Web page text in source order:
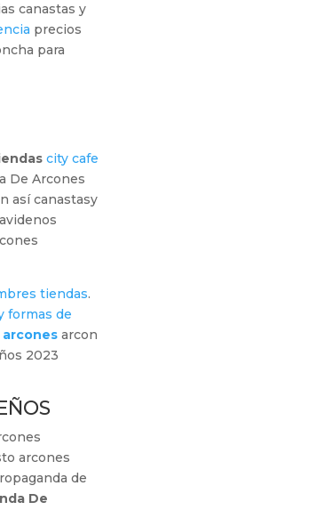
canastas y
precios
para
city cafe
De Arcones
así canastasy
tiendas.
formas de
arcon
2023
arcones
de
De